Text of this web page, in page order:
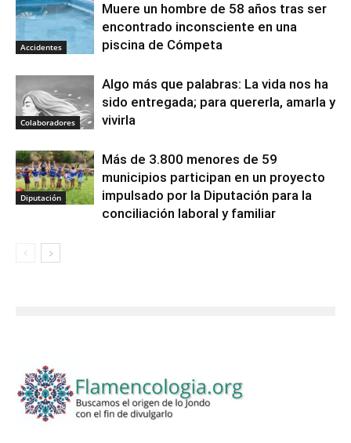
Accidentes
Muere un hombre de 58 años tras ser
encontrado inconsciente en una
piscina de Cómpeta
Colaboradores
Algo más que palabras: La vida nos ha
sido entregada; para quererla, amarla y
vivirla
Diputación
Más de 3.800 menores de 59
municipios participan en un proyecto
impulsado por la Diputación para la
conciliación laboral y familiar